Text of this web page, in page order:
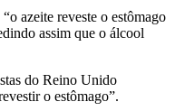
“o azeite reveste o estômago
assim que o álcool
do Reino Unido
o estômago”.